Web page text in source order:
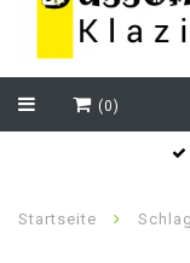
(0)
Startseite